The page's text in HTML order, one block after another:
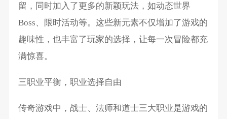
留，同时加入了更多的新颖玩法，如动态世界
Boss、限时活动等。这些新元素不仅增加了游戏的
趣味性，也丰富了玩家的选择，让每一次冒险都充
满惊喜。
三职业平衡，职业选择自由
传奇游戏中，战士、法师和道士三大职业是游戏的